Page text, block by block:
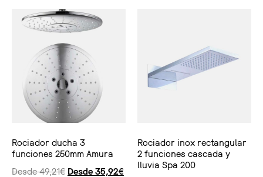
Rociador ducha 3
funciones 250mm Amura
Desde49,21€ Desde 35,92€
Rociador inox rectangular
2 funciones cascada y
lluvia Spa 200